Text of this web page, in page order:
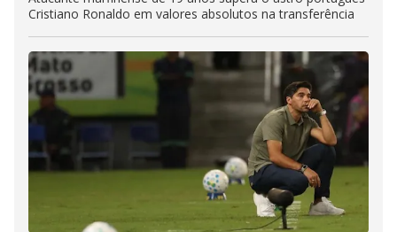
Cristiano Ronaldo em valores absolutos na transferência